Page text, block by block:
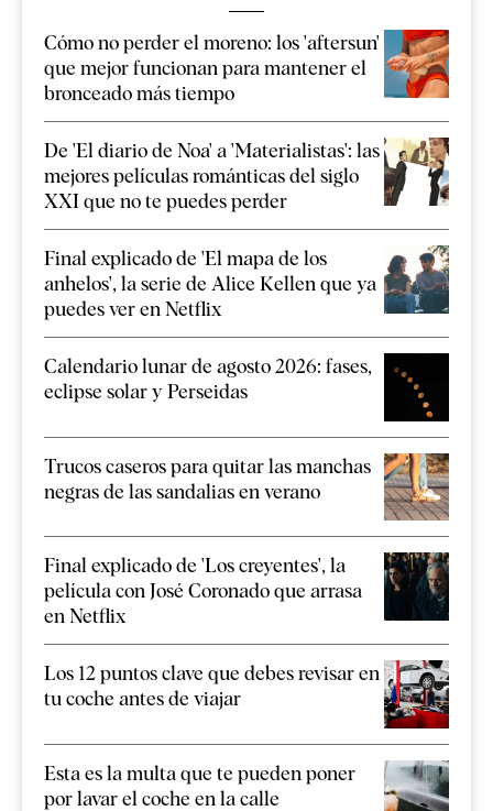
Cómo no perder el moreno: los 'aftersun'
que mejor funcionan para mantener el
bronceado más tiempo
De 'El diario de Noa' a 'Materialistas': las
mejores películas románticas del siglo
XXI que no te puedes perder
Final explicado de 'El mapa de los
anhelos', la serie de Alice Kellen que ya
puedes ver en Netflix
Calendario lunar de agosto 2026: fases,
eclipse solar y Perseidas
Trucos caseros para quitar las manchas
negras de las sandalias en verano
Final explicado de 'Los creyentes', la
película con José Coronado que arrasa
en Netflix
Los 12 puntos clave que debes revisar en
tu coche antes de viajar
Esta es la multa que te pueden poner
por lavar el coche en la calle